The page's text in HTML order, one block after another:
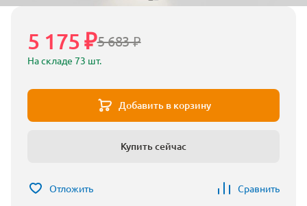
5 683 ₽
5 175 ₽
На складе 73 шт.
Добавить в корзину
Купить сейчас
Отложить Сравнить